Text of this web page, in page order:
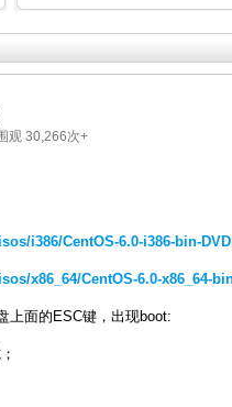
观 30,266次+
i386/CentOS-6.0-i386-bin-
x86_64/CentOS-6.0-x86_64-
上面的ESC键，出现boot: